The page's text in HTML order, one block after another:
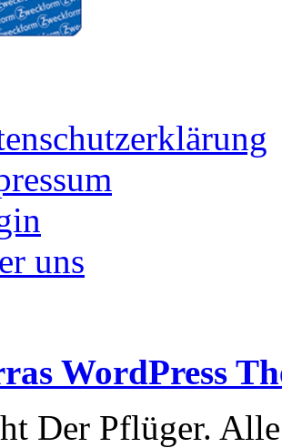
uns
WordPress
Der Pflüger.